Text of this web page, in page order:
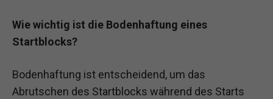
Wie wichtig ist die Bodenhaftung eines
Startblocks?
Bodenhaftung ist entscheidend, um das
Abrutschen des Startblocks während des Starts